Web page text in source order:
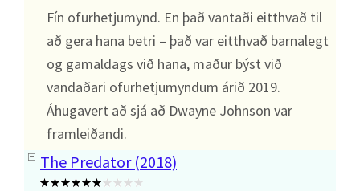
Fín ofurhetjumynd. En það vantaði eitthvað til
að gera hana betri – það var eitthvað barnalegt
og gamaldags við hana, maður býst við
vandaðari ofurhetjumyndum árið 2019.
Áhugavert að sjá að Dwayne Johnson var
framleiðandi.
The Predator (2018)